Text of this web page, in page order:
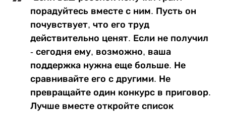
порадуйтесь вместе с ним. Пусть он
почувствует, что его труд
действительно ценят. Если не получил
- сегодня ему, возможно, ваша
поддержка нужна еще больше. Не
сравнивайте его с другими. Не
превращайте один конкурс в приговор.
Лучше вместе откройте список